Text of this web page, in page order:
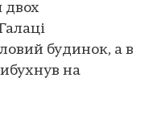
двох
будинок, а в
на